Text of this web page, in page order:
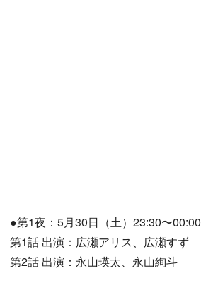
●第1夜：5月30日（土）23:30〜00:00
第1話 出演：広瀬アリス、広瀬すず
第2話 出演：永山瑛太、永山絢斗